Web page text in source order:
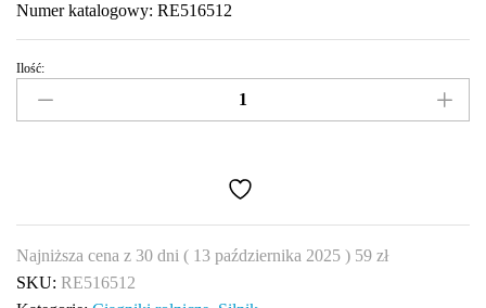
Numer katalogowy: RE516512
Zestaw
Ilość:
Najniższa cena z 30 dni ( 13 października 2025 ) 59 zł
SKU: RE516512